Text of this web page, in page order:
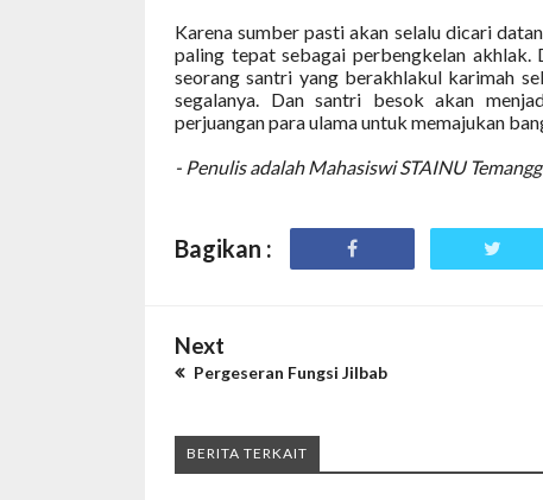
Karena sumber pasti akan selalu dicari
paling tepat sebagai perbengkelan akhlak.
seorang santri yang berakhlakul karimah
segalanya. Dan santri besok akan
perjuangan para ulama untuk memajukan
- Penulis adalahMahasiswi STAINU
Bagikan :
Next
Pergeseran Fungsi Jilbab
BERITA TERKAIT